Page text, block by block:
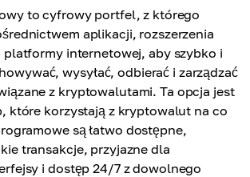
to cyfrowy portfel, z którego
aplikacji, rozszerzenia
internetowej, aby szybko i
wysyłać, odbierać i zarządzać
z kryptowalutami. Ta opcja jest
które korzystają z kryptowalut na co
są łatwo dostępne,
transakcje, przyjazne dla
i dostęp 24/7 z dowolnego